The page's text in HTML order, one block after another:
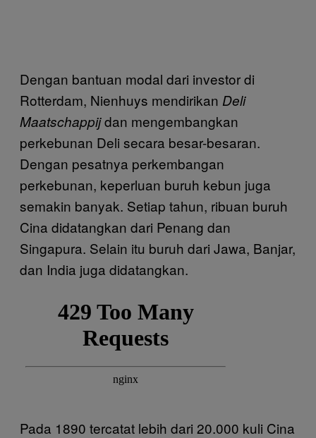
Dengan bantuan modal dari investor di
Rotterdam, Nienhuys mendirikan Deli
Maatschappijdan mengembangkan
perkebunan Deli secara besar-besaran.
Dengan pesatnya perkembangan
perkebunan, keperluan buruh kebun juga
semakin banyak. Setiap tahun, ribuan buruh
Cina didatangkan dari Penang dan
Singapura. Selain itu buruh dari Jawa, Banjar,
dan India juga didatangkan.
Pada 1890 tercatat lebih dari 20.000 kuli Cina